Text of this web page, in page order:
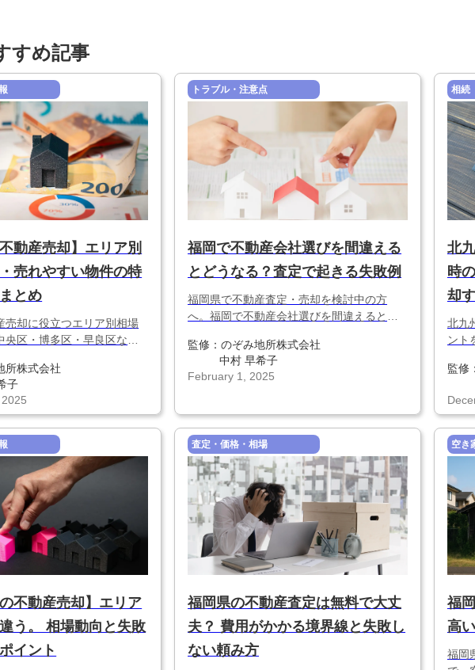
すめ記事
動産売却】エリア別
売れやすい物件の特
とめ
売却に役立つエリア別相場
区・博多区・早良区など
を踏まえた失敗しない売
ました。
所株式会社
子
トラブル・注意点
福岡で不動産会社選びを間違える
とどうなる？査定で起きる失敗例
福岡県で不動産査定・売却を検討中の方
へ。福岡で不動産会社選びを間違えるとど
りやすく解説します。
監修：のぞみ地所株式会社
中村 早希子
February 1, 2025
相続
北
時
却
北九
ント
をし
「
監修：
の不動産売却】エリア
う。 相場動向と失敗
イント
査定・価格・相場
福岡県の不動産査定は無料で大丈
夫？ 費用がかかる境界線と失敗し
ない頼み方
空き
福
高
福岡